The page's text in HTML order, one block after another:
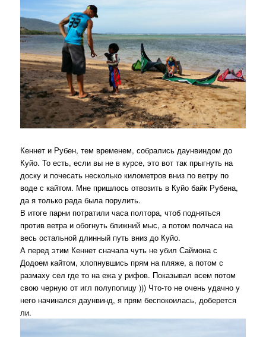
Кеннет и Рубен, тем временем, собрались даунвиндом до
Куйо. То есть, если вы не в курсе, это вот так прыгнуть на
доску и почесать несколько километров вниз по ветру по
воде с кайтом. Мне пришлось отвозить в Куйо байк Рубена,
да я только рада была порулить.
В итоге парни потратили часа полтора, чтоб подняться
против ветра и обогнуть ближний мыс, а потом полчаса на
весь остальной длинный путь вниз до Куйо.
А перед этим Кеннет сначала чуть не убил Саймона с
Додоем кайтом, хлопнувшись прям на пляже, а потом с
размаху сел где то на ежа у рифов. Показывал всем потом
свою черную от игл полупопицу ))) Что-то не очень удачно у
него начинался даунвинд, я прям беспокоилась, доберется
ли.